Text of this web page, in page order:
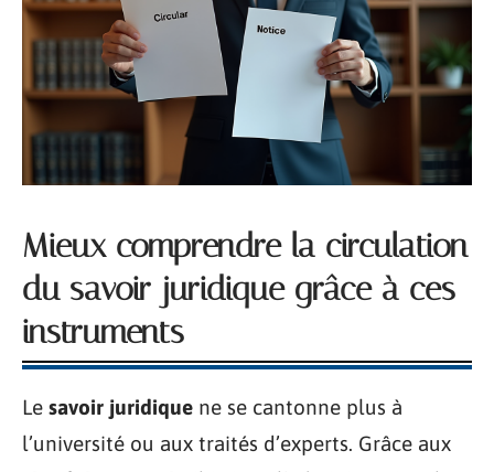
Mieux comprendre la circulation
du savoir juridique grâce à ces
instruments
Le savoir juridique ne se cantonne plus à
l’université ou aux traités d’experts. Grâce aux